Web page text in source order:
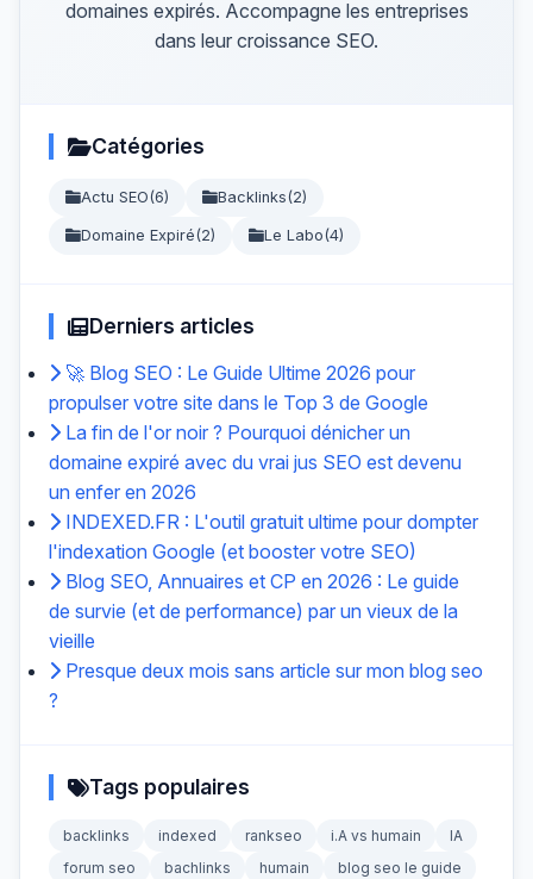
domaines expirés. Accompagne les entreprises
dans leur croissance SEO.
Catégories
Actu SEO(6) Backlinks(2)
Domaine Expiré(2) Le Labo(4)
Derniers articles
🚀 Blog SEO : Le Guide Ultime 2026 pour
propulser votre site dans le Top 3 de Google
La fin de l'or noir ? Pourquoi dénicher un
domaine expiré avec du vrai jus SEO est devenu
un enfer en 2026
INDEXED.FR : L'outil gratuit ultime pour dompter
l'indexation Google (et booster votre SEO)
Blog SEO, Annuaires et CP en 2026 : Le guide
de survie (et de performance) par un vieux de la
vieille
Presque deux mois sans article sur mon blog seo
?
Tags populaires
backlinks indexed rankseo i.A vs humain
IA
forum seo
bachlinks humain
blog seo le guide